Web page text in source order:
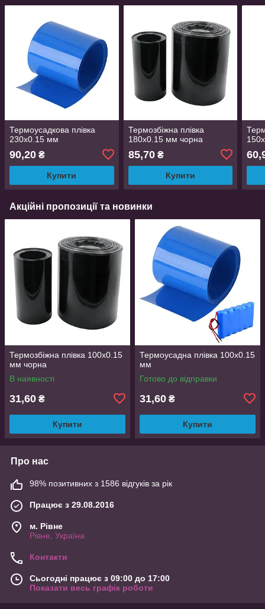
Термоусадкова плівка
230х0.15 мм
90,20 ₴
Купити
Термозбіжна плівка
180х0.15 мм чорна
85,70₴
Купити
Акційні пропозиції та новинки
Термозбіжна плівка 100х0.15
мм чорна
В наявності
31,60 ₴
Купити
Термоусадна плівка 100x0.15
мм
Готово до відправки
31,60 ₴
Купити
Про нас
98% позитивних з 1586 відгуків за рік
Працює з 29.08.2016
м. Рівне
Рівне, Україна
Контакти
Сьогодні працює з 09:00 до 17:00
Показати весь графік роботи